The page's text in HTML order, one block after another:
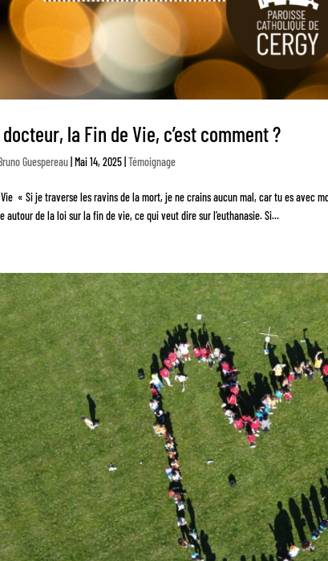
la Fin de Vie, c’est comment ?
Guespereau |Mai 14, 2025 |Témoignage
« Si je traverse les ravins de la mort, je ne crains aucun mal, car tu es avec
autour de la loi sur la fin de vie, ce qui veut dire sur l’euthanasie. Si...